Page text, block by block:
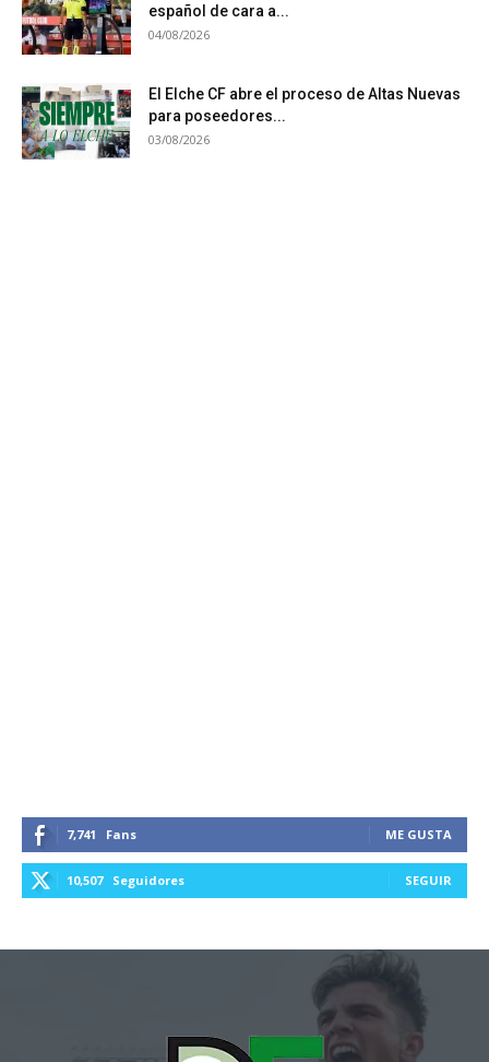
español de cara a...
04/08/2026
El Elche CF abre el proceso de Altas Nuevas
para poseedores...
03/08/2026
7,741 Fans ME GUSTA
10,507 Seguidores SEGUIR